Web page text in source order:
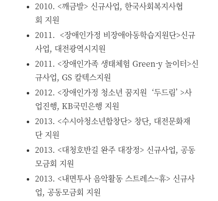
2010. <깨금발> 신규사업, 한국사회복지사협
회 지원
2011. <장애인가정 비장애아동학습지원단>신규
사업, 대전광역시지원
2011. <장애인가족 생태체험 Green-y 놀이터>신
규사업, GS 칼텍스지원
2012. <장애인가정 청소년 꿈지원 ‘두드림’ >사
업진행, KB국민은행 지원
2013. <수시아청소년합창단> 창단, 대전문화재
단 지원
2013. <대청호반길 완주 대장정> 신규사업, 공동
모금회 지원
2013. <내면투사 음악활동 스트레스~휴> 신규사
업, 공동모금회 지원